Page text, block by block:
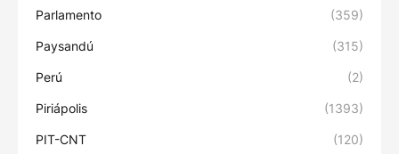
Parlamento (359)
Paysandú (315)
Perú (2)
Piriápolis (1393)
PIT-CNT (120)